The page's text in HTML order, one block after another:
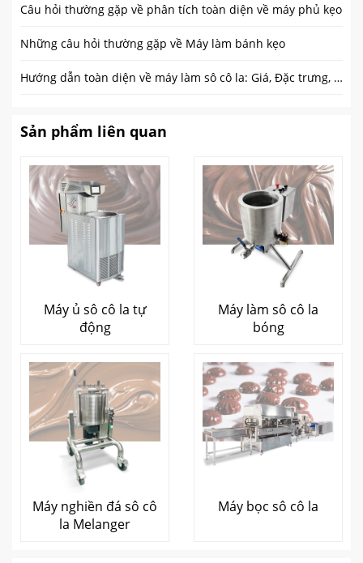
Câu hỏi thường gặp về phân tích toàn diện về máy phủ kẹo
Những câu hỏi thường gặp về Máy làm bánh kẹo
Hướng dẫn toàn diện về máy làm sô cô la: Giá, Đặc trưng, và Mẹo mua hàng
Sản phẩm liên quan
Máy ủ sô cô la tự
động
Máy làm sô cô la
bóng
Máy nghiền đá sô cô
la Melanger
Máy bọc sô cô la